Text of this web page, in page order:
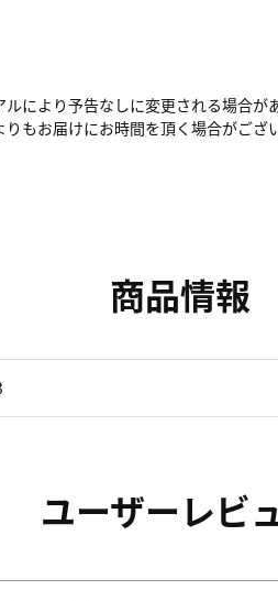
により予告なしに変更される場合が
もお届けにお時間を頂く場合がござ
商品情報
ユーザーレビ